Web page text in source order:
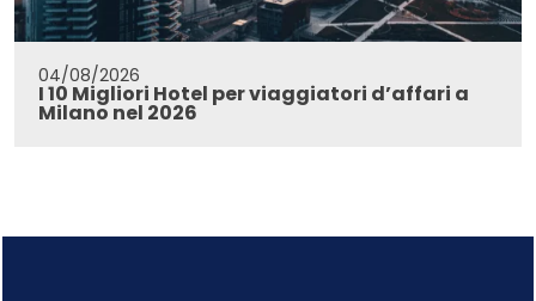
04/08/2026
I 10 Migliori Hotel per viaggiatori d’affari a
Milano nel 2026